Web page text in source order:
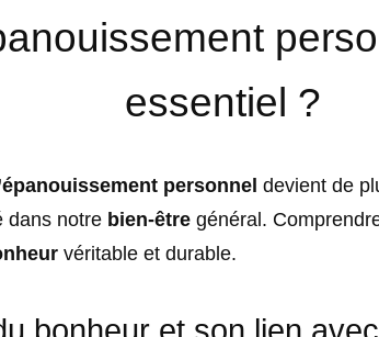
essentiel ?
personnel devient de
dans notre bien-être général.
véritable et durable.